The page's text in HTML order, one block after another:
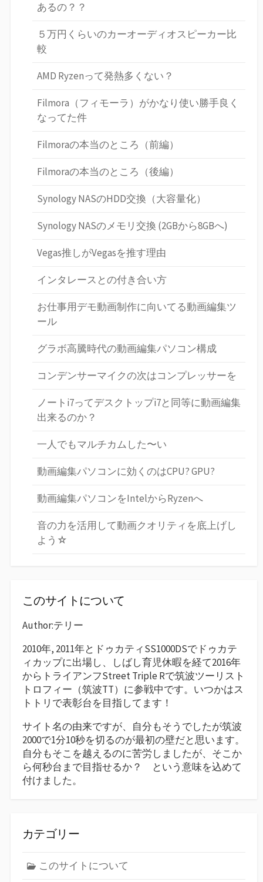
あるの？？
５万円くらいのカーオーディオスピーカー比
較
AMD Ryzenって発熱多くない？
Filmora（フィモーラ）がかなり使い勝手良く
なってた件
Filmoraの本当のところ（前編）
Filmoraの本当のところ（後編）
Synology NASのHDD交換（大容量化）
Synology NASのメモリ交換 (2GBから8GBへ)
Vegas推しがVegasを推す理由
インタレースとの付き合い方
お仕事用デモ動画制作に向いてる動画編集ツ
ール
グラボ高騰時代の動画編集パソコン構成
コンデンサーマイクの次はコンプレッサーを
ノートi7ってデスクトップi7と同等に動画編集
出来るのか？
一人でもマルチカムした〜い
動画編集パソコンに効くのはCPU? GPU?
動画編集パソコンをIntelからRyzenへ
音の力を活用して動画クオリティを底上げし
よう☆
このサイトについて
Author:テリー
2010年, 2011年とドゥカティSS1000DSでドゥカテ
ィカップに出場し、しばし育児休暇を経て2016年
からトライアンフStreet Triple Rで筑波ツーリスト
トロフィー（筑波TT）に参戦中です。いつかはス
トトリで表彰台を目指してます！
サイト名の由来ですが、自分もそうでしたが筑波
2000で1分10秒を切るのが最初の壁だと思います。
自分もそこを越えるのに苦労しましたが、そこか
ら何秒台まで目指せるか？ という意味を込めて
付けました。
カテゴリー
このサイトについて